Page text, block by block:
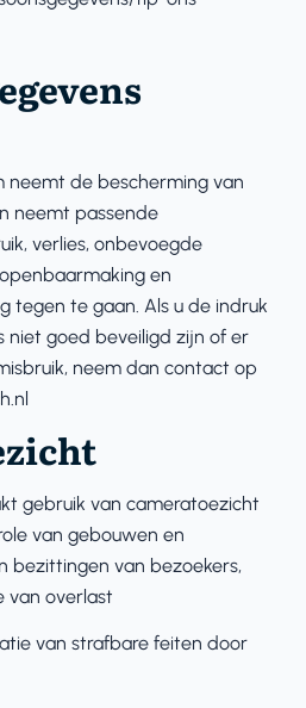
neemt de bescherming van
neemt passende
verlies, onbevoegde
en
tegen te gaan. Als u de indruk
niet goed beveiligd zijn of er
neem dan contact op
gebruik van cameratoezicht
van gebouwen en
bezittingen van bezoekers,
van overlast
van strafbare feiten door